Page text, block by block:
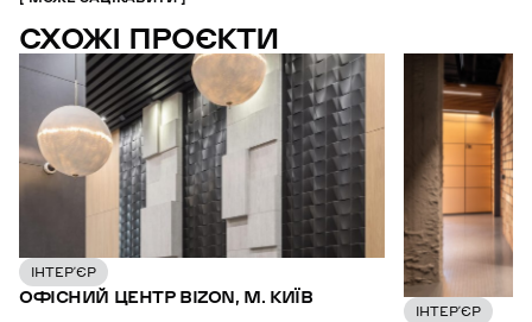
СХОЖІ ПРОЄКТИ
ІНТЕР’ЄР
ОФІСНИЙ ЦЕНТР BIZON, М. КИЇВ
ІНТЕР’ЄР